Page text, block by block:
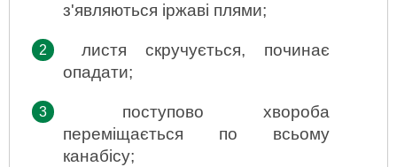
з'являються іржаві плями;
листя скручується, починає
опадати;
поступово хвороба
переміщається по всьому
канабісу;